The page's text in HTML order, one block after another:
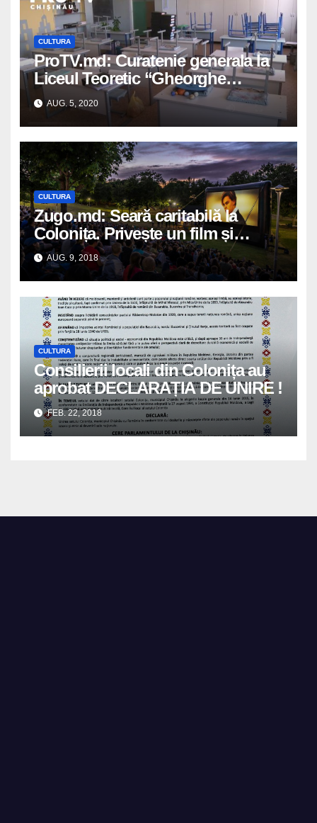
CULTURA
ProTV.md: Curatenie generala la
Liceul Teoretic “Gheorghe
Ghimpu” din satul Colonita
AUG. 5, 2020
CULTURA
Zugo.md: Seară caritabilă la
Colonița. Privește un film și
donează bani pentru fericirea mai
multor familii social vulnerabile
AUG. 9, 2018
CULTURA
Consilierii locali din Colonița au
aprobat DECLARAȚIA DE UNIRE !
FEB. 22, 2018